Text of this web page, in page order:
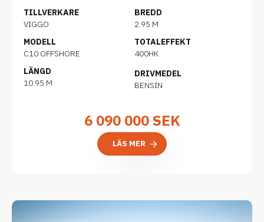
TILLVERKARE
VIGGO
MODELL
C10 OFFSHORE
LÄNGD
10.95 M
BREDD
2.95 M
TOTALEFFEKT
400HK
DRIVMEDEL
BENSIN
6 090 000SEK
LÄS MER